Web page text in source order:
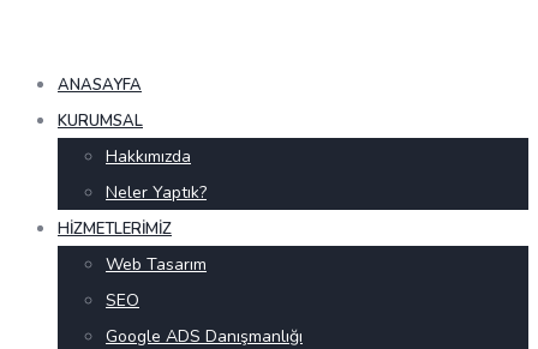
ANASAYFA
KURUMSAL
Hakkımızda
Neler Yaptık?
HIZMETLERIMIZ
Web Tasarım
SEO
Google ADS Danışmanlığı